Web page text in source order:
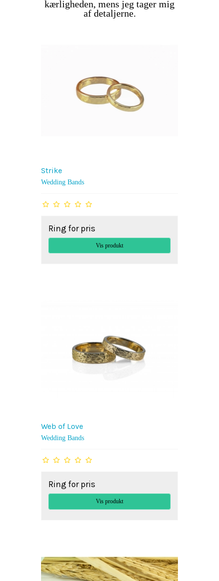
kærligheden, mens jeg tager mig
af detaljerne.
Strike
Wedding Bands
Ring for pris
Vis produkt
Web of Love
Wedding Bands
Ring for pris
Vis produkt